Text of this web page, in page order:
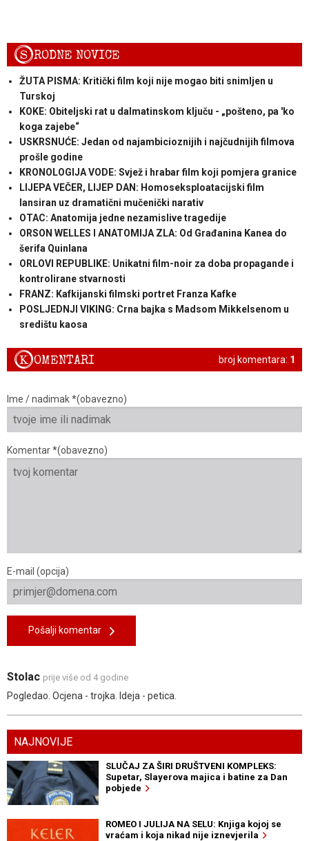
SRODNE NOVICE
ŽUTA PISMA: Kritički film koji nije mogao biti snimljen u
Turskoj
KOKE: Obiteljski rat u dalmatinskom ključu - „pošteno, pa 'ko
koga zajebe“
USKRSNUĆE: Jedan od najambicioznijih i najčudnijih filmova
prošle godine
KRONOLOGIJA VODE: Svjež i hrabar film koji pomjera granice
LIJEPA VEČER, LIJEP DAN: Homoseksploatacijski film
lansiran uz dramatični mučenički narativ
OTAC: Anatomija jedne nezamislive tragedije
ORSON WELLES I ANATOMIJA ZLA: Od Građanina Kanea do
šerifa Quinlana
ORLOVI REPUBLIKE: Unikatni film-noir za doba propagande i
kontrolirane stvarnosti
FRANZ: Kafkijanski filmski portret Franza Kafke
POSLJEDNJI VIKING: Crna bajka s Madsom Mikkelsenom u
središtu kaosa
broj komentara: 1
KOMENTARI
Ime / nadimak *(obavezno)
Komentar *(obavezno)
E-mail (opcija)
Pošalji komentar
Stolac prije više od 4 godine
Pogledao. Ocjena - trojka. Ideja - petica.
NAJNOVIJE
SLUČAJ ZA ŠIRI DRUŠTVENI KOMPLEKS:
Supetar, Slayerova majica i batine za Dan
pobjede
ROMEO I JULIJA NA SELU: Knjiga kojoj se
vraćam i koja nikad nije iznevjerila